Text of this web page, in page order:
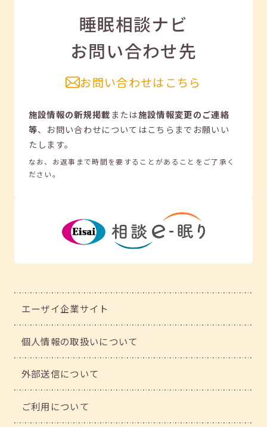
睡眠相談ナビ
お問い合わせ先
お問い合わせはこちら
施設情報の新規掲載または施設情報変更のご連絡
等、 お問い合わせについてはこちらまでお願いい
たします。
なお、お返事まで時間を要することがあることをご了承く
ださい。
エーザイ企業サイト
個人情報の取扱いについて
外部送信について
ご利用について